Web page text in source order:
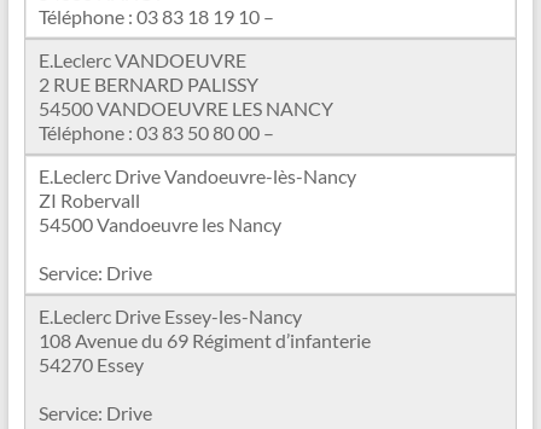
Téléphone : 03 83 18 19 10 –
E.Leclerc VANDOEUVRE
2 RUE BERNARD PALISSY
54500 VANDOEUVRE LES NANCY
Téléphone : 03 83 50 80 00 –
E.Leclerc Drive Vandoeuvre-lès-Nancy
ZI Robervall
54500 Vandoeuvre les Nancy
Service: Drive
E.Leclerc Drive Essey-les-Nancy
108 Avenue du 69 Régiment d’infanterie
54270 Essey
Service: Drive